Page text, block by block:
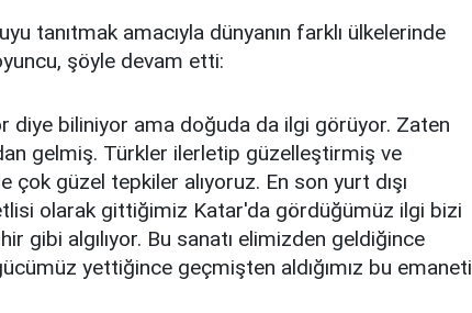
tanıtmak amacıyla dünyanın farklı ülkelerinde
şöyle devam etti:
diye biliniyor ama doğuda da ilgi görüyor. Zaten
gelmiş. Türkler ilerletip güzelleştirmiş ve
güzel tepkiler alıyoruz. En son yurt dışı
olarak gittiğimiz Katar'da gördüğümüz ilgi bizi
gibi algılıyor. Bu sanatı elimizden geldiğince
yettiğince geçmişten aldığımız bu emaneti